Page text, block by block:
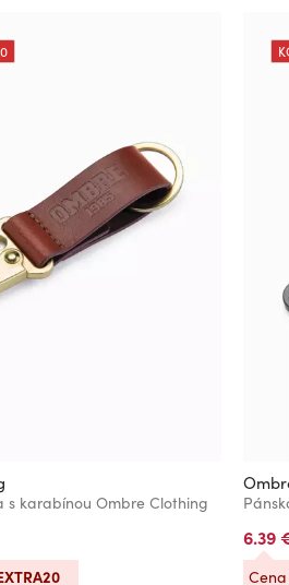
s karabínou Ombre Clothing
6.39